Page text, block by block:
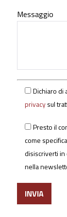
Messaggio
Dichiaro di
privacysul
Presto il
come
disiscriverti
nella